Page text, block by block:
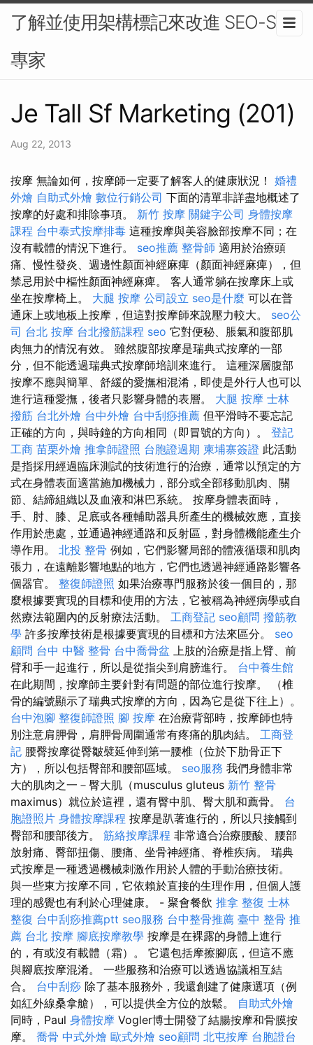
了解並使用架構標記來改進 SEO-SEO
專家
Je Tall Sf Marketing (201)
Aug 22, 2013
按摩 無論如何，按摩師一定要了解客人的健康狀況！ 婚禮
外燴 自助式外燴 數位行銷公司 下面的清單非詳盡地概述了
按摩的好處和排除事項。 新竹 按摩 關鍵字公司 身體按摩
課程 台中泰式按摩排毒 這種按摩與美容臉部按摩不同；在
沒有載體的情況下進行。 seo推薦 整骨師 適用於治療頭
痛、慢性發炎、週邊性顏面神經麻痺（顏面神經麻痺），但
禁忌用於中樞性顏面神經麻痺。 客人通常躺在按摩床上或
坐在按摩椅上。 大腿 按摩 公司設立 seo是什麼 可以在普
通床上或地板上按摩，但這對按摩師來說壓力較大。 seo公
司 台北 按摩 台北撥筋課程 seo 它對便秘、脹氣和腹部肌
肉無力的情況有效。 雖然腹部按摩是瑞典式按摩的一部
分，但不能透過瑞典式按摩師培訓來進行。 這種深層腹部
按摩不應與簡單、舒緩的愛撫相混淆，即使是外行人也可以
進行這種愛撫，後者只影響身體的表層。 大腿 按摩 士林
撥筋 台北外燴 台中外燴 台中刮痧推薦 但平滑時不要忘記
正確的方向，與時鐘的方向相同（即冒號的方向）。 登記
工商 苗栗外燴 推拿師證照 台胞證過期 柬埔寨簽證 此活動
是指採用經過臨床測試的技術進行的治療，通常以預定的方
式在身體表面適當施加機械力，部分或全部移動肌肉、關
節、結締組織以及血液和淋巴系統。 按摩身體表面時，
手、肘、膝、足底或各種輔助器具所產生的機械效應，直接
作用於患處，並通過神經通路和反射區，對身體機能產生介
導作用。 北投 整骨 例如，它們影響局部的體液循環和肌肉
張力，在遠離影響地點的地方，它們也透過神經通路影響各
個器官。 整復師證照 如果治療專門服務於後一個目的，那
麼根據要實現的目標和使用的方法，它被稱為神經病學或自
然療法範圍內的反射療法活動。 工商登記 seo顧問 撥筋教
學 許多按摩技術是根據要實現的目標和方法來區分。 seo
顧問 台中 中醫 整骨 台中喬骨盆 上肢的治療是指上臂、前
臂和手一起進行，所以是從指尖到肩膀進行。 台中養生館
在此期間，按摩師主要針對有問題的部位進行按摩。 （椎
骨的編號顯示了瑞典式按摩的方向，因為它是從下往上）。
台中泡腳 整復師證照 腳 按摩 在治療背部時，按摩師也特
別注意肩胛骨，肩胛骨周圍通常有疼痛的肌肉結。 工商登
記 腰臀按摩從臀皺襞延伸到第一腰椎（位於下肋骨正下
方），所以包括臀部和腰部區域。 seo服務 我們身體非常
大的肌肉之一－臀大肌（musculus gluteus 新竹 整骨
maximus）就位於這裡，還有臀中肌、臀大肌和薦骨。 台
胞證照片 身體按摩課程 按摩是趴著進行的，所以只接觸到
臀部和腰部後方。 筋絡按摩課程 非常適合治療腰酸、腰部
放射痛、臀部扭傷、腰痛、坐骨神經痛、脊椎疾病。 瑞典
式按摩是一種透過機械刺激作用於人體的手動治療技術。
與一些東方按摩不同，它依賴於直接的生理作用，但個人護
理的感覺也有利於心理健康。 - 聚會餐飲 推拿 整復 士林
整復 台中刮痧推薦ptt seo服務 台中整骨推薦 臺中 整骨 推
薦 台北 按摩 腳底按摩教學 按摩是在裸露的身體上進行
的，有或沒有載體（霜）。 它還包括摩擦腳底，但這不應
與腳底按摩混淆。 一些服務和治療可以透過協議相互結
合。 台中刮痧 除了基本服務外，我還創建了健康選項（例
如紅外線桑拿艙），可以提供全方位的放鬆。 自助式外燴
同時，Paul 身體按摩 Vogler博士開發了結腸按摩和骨膜按
摩。 喬骨 中式外燴 歐式外燴 seo顧問 北屯按摩 台胞證台